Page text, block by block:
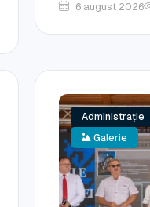
6 august 2026
Administrație
Galerie